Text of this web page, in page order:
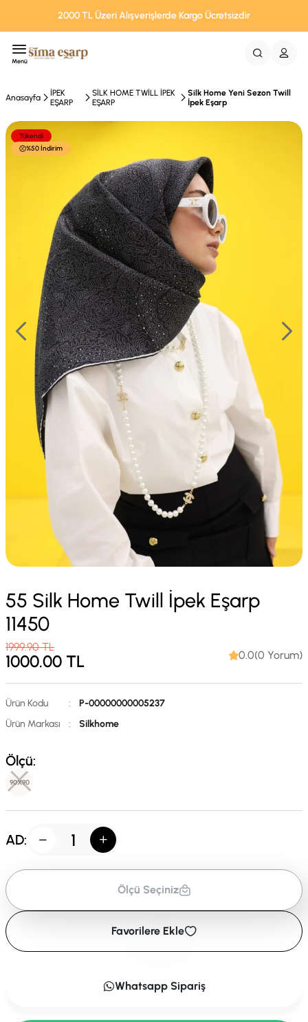
2000 TL Üzeri Alışverişlerde Kargo Ücretsizdir
Menü
Anasayfa
İPEK
EŞARP
SİLK HOME TWİLL İPEK
EŞARP
Silk Home Yeni Sezon Twill
İpek Eşarp
Tükendi
%50 İndirim
55 Silk Home Twill İpek Eşarp
11450
1999.90TL
1000.00 TL 0.0(0 Yorum)
Ürün Kodu :
P-00000000005237
Ürün Markası
: Silkhome
Ölçü:
90X90
AD:
Ölçü Seçiniz
Favorilere Ekle
Whatsapp Sipariş